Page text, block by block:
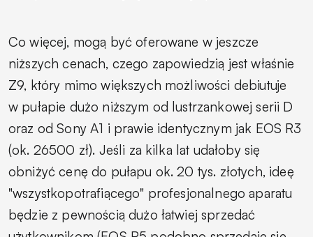
Co więcej, mogą być oferowane w jeszcze
niższych cenach, czego zapowiedzią jest właśnie
Z9, który mimo większych możliwości debiutuje
w pułapie dużo niższym od lustrzankowej serii D
oraz od Sony A1 i prawie identycznym jak EOS R3
(ok. 26500 zł). Jeśli za kilka lat udałoby się
obniżyć cenę do pułapu ok. 20 tys. złotych, ideę
"wszystkopotrafiącego" profesjonalnego aparatu
będzie z pewnością dużo łatwiej sprzedać